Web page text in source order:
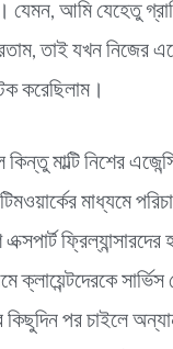
যেমন, আমি যেহেতু
তাই যখন নিজের
করেছিলাম।
মাল্টি নিশের
মাধ্যমে
ক্লায়েন্টদেরকে
কিছুদিন পর চাইলে